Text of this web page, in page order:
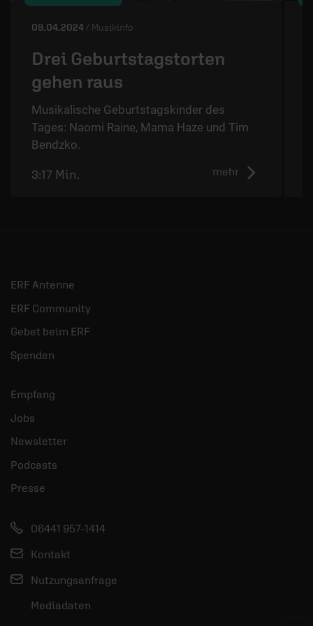
09.04.2024 / Musikinfo
Drei Geburtstagstorten
gehen raus
Musikalische Geburtstagskinder des
Tages: Naomi Raine, Mama Haze und Tim
Bendzko.
mehr
3:17 Min.
ERF Antenne
ERF Community
Gebet beim ERF
Spenden
Empfang
Jobs
Newsletter
Podcasts
Presse
06441 957-1414
Kontakt
Nutzungsanfrage
Mediadaten